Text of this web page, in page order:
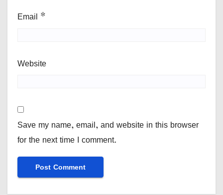
Email *
Website
Save my name, email, and website in this browser
for the next time I comment.